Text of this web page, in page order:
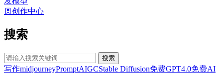
创作中心
搜索
搜索
写作midjourneyPromptAIGCStable Diffusion免费GPT4.0免费AI